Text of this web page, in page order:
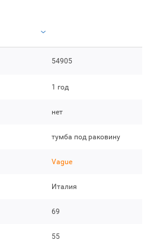
54905
1 год
нет
тумба под раковину
Vague
Италия
69
55